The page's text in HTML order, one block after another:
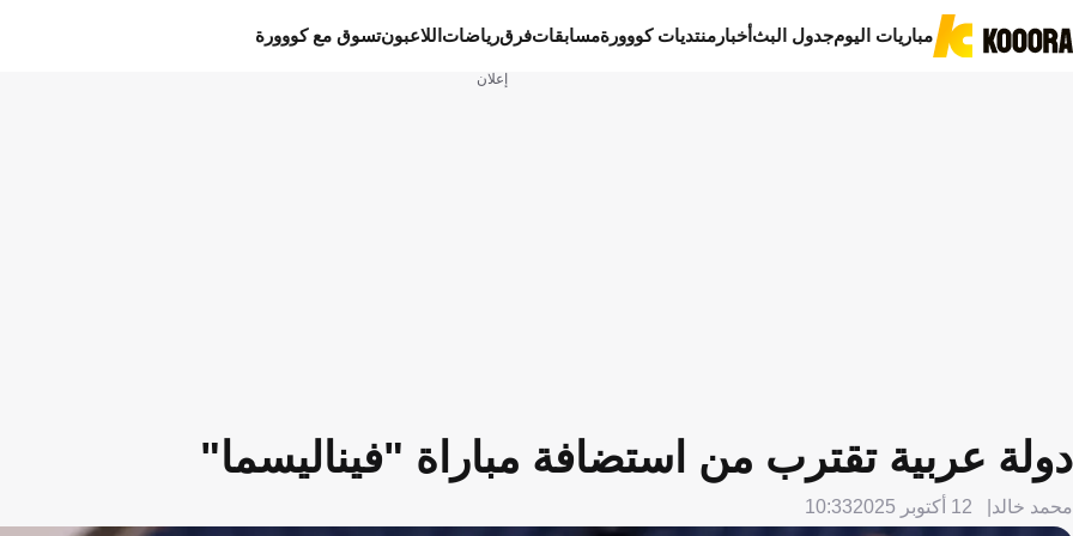
مباريات اليومجدول البثأخبار منتديات كووورةمسابقاتفرقرياضات اللاعبونتسوق مع كووورة
إعلان
دولة عربية تقترب من استضافة مباراة "فيناليسما"
محمد خالد 12 أكتوبر 2025 10:33